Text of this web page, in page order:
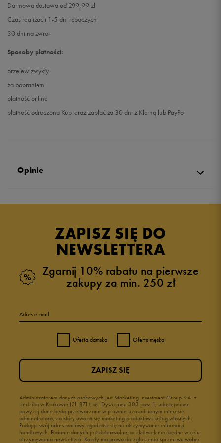
Darmowa dostawa od 299,99 zł
Czas realizacji 1-5 dni roboczych
30 dni na zwrot
Sposoby płatności:
przelew zwykły
za pobraniem
płatność online
płatność odroczona Kup teraz zapłać za 30 dni z Klarną lub PayPo
Opinie
5.0
zebranych i zweryfikowanych przez
4 1%
1 0%
ZAPISZ SIĘ DO
NEWSLETTERA
Zgarnij 10% rabatu na pierwsze
zakupy za min. 250 zł
Adres e-mail
Oferta damska Oferta męska
Administratorem danych osobowych jest Marketing Investment Group S.A. z
siedzibą w Krakowie (31-871), os. Dywizjonu 303 paw. 1, udostępnione
powyżej dane będą przetwarzane w prawnie uzasadnionym interesie
administratora, za który uważa się marketing produktów i usług własnych.
Podając swój adres mailowy zgadzasz się na otrzymywanie informacji
handlowych. Podanie danych jest dobrowolne, aczkolwiek niezbędne w celu
otrzymywania newslettera. Każdy ma prawo do zgłoszenia sprzeciwu wobec
ZAPISZ SIĘ